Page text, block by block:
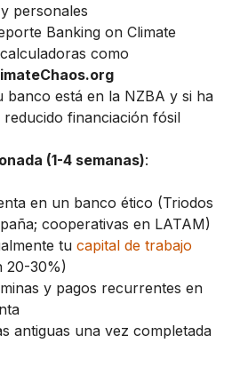
personales
Banking on Climate
como
banco está en la NZBA y si ha
financiación fósil
(1-4 semanas):
en un banco ético (Triodos
cooperativas en LATAM)
tu capital de trabajo
20-30%)
y pagos recurrentes en
antiguas una vez completada